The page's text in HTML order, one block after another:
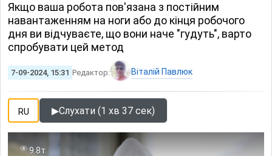
Якщо ваша робота пов'язана з постійним
навантаженням на ноги або до кінця робочого
дня ви відчуваєте, що вони наче "гудуть", варто
спробувати цей метод
7-09-2024, 15:31 Редактор: Віталій Павлюк
RU ▶Слухати (1 хв 37 сек)
9.8т